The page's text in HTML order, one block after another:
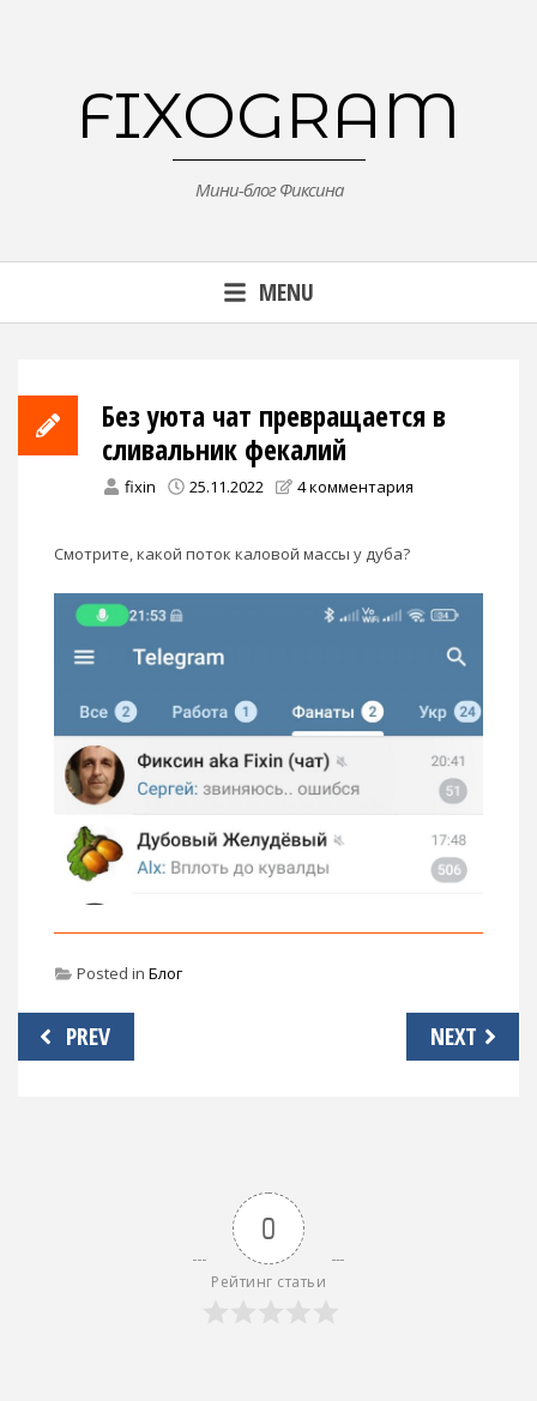
FIXOGRAM
Мини-блог Фиксина
MENU
Без уюта чат превращается в
сливальник фекалий
fixin 25.11.2022 4 комментария
Смотрите, какой поток каловой массы у дуба?
Posted in Блог
Навигация
по
PREV NEXT
0
Рейтинг статьи